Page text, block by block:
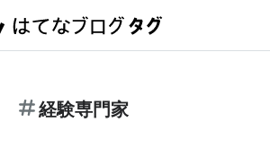
経験専門家